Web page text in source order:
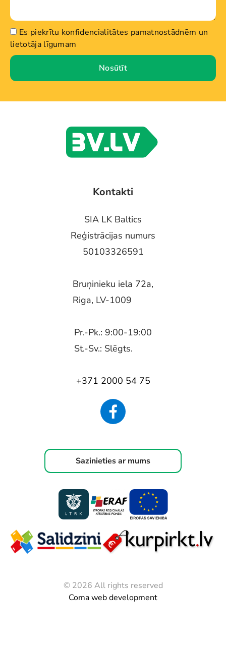
Es piekrītu konfidencialitātes pamatnostādnēm un
lietotāja līgumam
Nosūtīt
Kontakti
SIA LK Baltics
Reģistrācijas numurs
50103326591
Bruņinieku iela 72a,
Riga, LV-1009
Pr.-Pk.: 9:00-19:00
St.-Sv.: Slēgts.
+371 2000 54 75
Sazinieties ar mums
© 2026 All rights reserved
Coma web development